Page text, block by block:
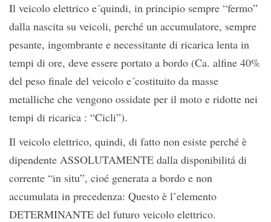
Il veicolo elettrico e´quindi, in principio sempre “fermo”
dalla nascita su veicoli, perché un accumulatore, sempre
pesante, ingombrante e necessitante di ricarica lenta in
tempi di ore, deve essere portato a bordo (Ca. alfine 40%
del peso finale del veicolo e´costituito da masse
metalliche che vengono ossidate per il moto e ridotte nei
tempi di ricarica : “Cicli”).
Il veicolo elettrico, quindi, di fatto non esiste perché è
dipendente ASSOLUTAMENTE dalla disponibilitá di
corrente “in situ”, cioé generata a bordo e non
accumulata in precedenza: Questo è l’elemento
DETERMINANTE del futuro veicolo elettrico.